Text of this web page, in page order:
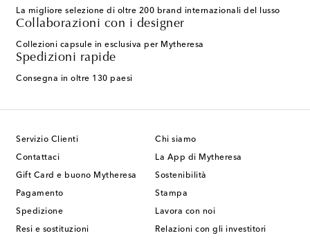
La migliore selezione di oltre 200 brand internazionali del lusso
Collaborazioni con i designer
Collezioni capsule in esclusiva per Mytheresa
Spedizioni rapide
Consegna in oltre 130 paesi
Servizio Clienti
Contattaci
Gift Card e buono Mytheresa
Pagamento
Spedizione
Resi e sostituzioni
Chi siamo
La App di Mytheresa
Sostenibilità
Stampa
Lavora con noi
Relazioni con gli investitori